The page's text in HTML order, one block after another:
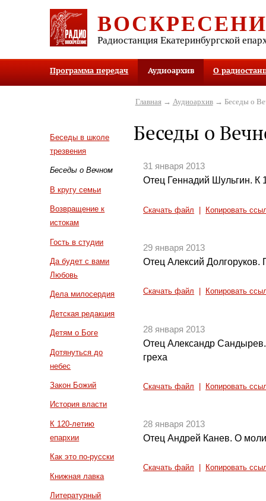
Радиостанция Екатеринбургской
Программа передач Аудиоархив О
Беседы в школе
трезвения
Беседы о Вечном
В кругу семьи
Возвращение к
истокам
Гость в студии
Да будет с вами
Любовь
Дела милосердия
Детская редакция
Детям о Боге
Дотянуться до
небес
Закон Божий
История власти
К 120-летию
епархии
Как это по-русски
Книжная лавка
Литературный
Главная→ Аудиоархив→ Беседы о
Беседы о
31 января 2013
Отец Геннадий Шульгин. К
Скачать файл Копировать
29 января 2013
Отец Алексий
Скачать файл Копировать
28 января 2013
Отец Александр
греха
Скачать файл Копировать
28 января 2013
Отец Андрей Канев. О
Скачать файл Копировать